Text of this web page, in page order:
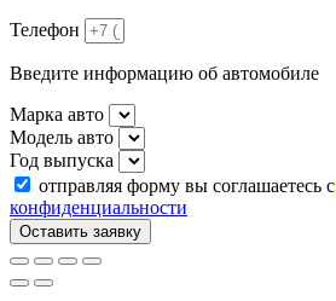
Телефон
Введите информацию об автомобиле
Марка авто
Модель авто
Год выпуска
отправляя форму вы соглашаетесь с
конфиденциальности
Оставить заявку